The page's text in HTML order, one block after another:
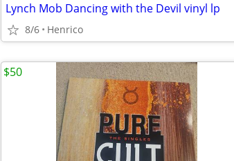
Lynch Mob Dancing with the Devil vinyl lp
8/6 Henrico
$50